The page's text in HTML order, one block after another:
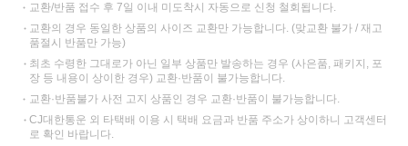
교환/반품 접수 후 7일 이내 미도착시 자동으로 신청 철회됩니다.
교환의 경우 동일한 상품의 사이즈 교환만 가능합니다. (맞교환 불가 / 재고
품절시 반품만 가능)
최초 수령한 그대로가 아닌 일부 상품만 발송하는 경우 (사은품, 패키지, 포
장 등 내용이 상이한 경우) 교환·반품이 불가능합니다.
교환·반품불가 사전 고지 상품인 경우 교환·반품이 불가능합니다.
CJ대한통운 외 타택배 이용 시 택배 요금과 반품 주소가 상이하니 고객센터
로 확인 바랍니다.